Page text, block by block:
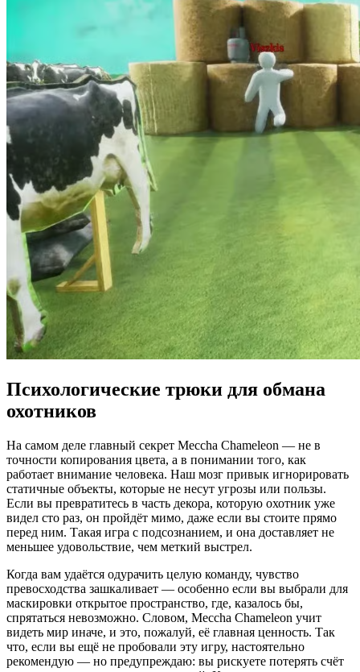
Психологические трюки для обмана
охотников
На самом деле главный секрет Meccha Chameleon — не в
точности копирования цвета, а в понимании того, как
работает внимание человека. Наш мозг привык игнорировать
статичные объекты, которые не несут угрозы или пользы.
Если вы превратитесь в часть декора, которую охотник уже
видел сто раз, он пройдёт мимо, даже если вы стоите прямо
перед ним. Такая игра с подсознанием, и она доставляет не
меньшее удовольствие, чем меткий выстрел.
Когда вам удаётся одурачить целую команду, чувство
превосходства зашкаливает — особенно если вы выбрали для
маскировки открытое пространство, где, казалось бы,
спрятаться невозможно. Словом, Meccha Chameleon учит
видеть мир иначе, и это, пожалуй, её главная ценность. Так
что, если вы ещё не пробовали эту игру, настоятельно
рекомендую — но предупреждаю: вы рискуете потерять счёт